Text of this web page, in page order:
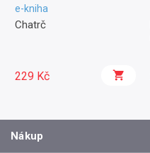
e-kniha
Chatrč
229 Kč
Nákup